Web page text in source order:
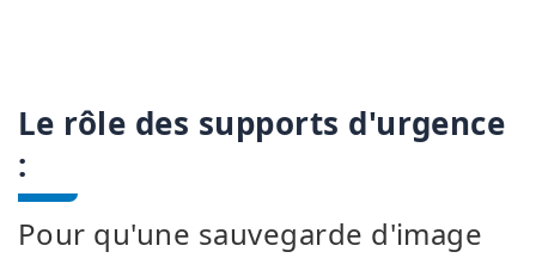
Le rôle des supports d'urgence
:
Pour qu'une sauvegarde d'image